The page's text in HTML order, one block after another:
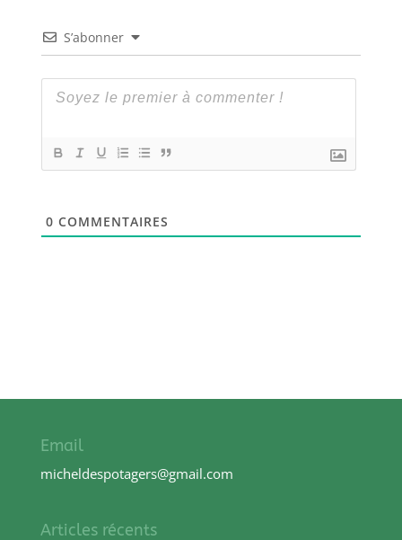
S’abonner
0 COMMENTAIRES
Email
micheldespotagers@gmail.com
Articles récents